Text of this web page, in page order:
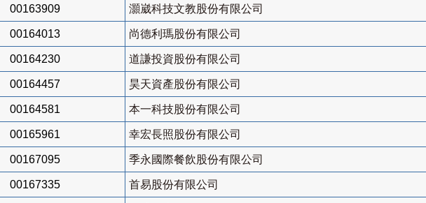
00163909 灝崴科技文教股份有限公司
00164013 尚德利瑪股份有限公司
00164230 道謙投資股份有限公司
00164457 昊天資產股份有限公司
00164581 本一科技股份有限公司
00165961 幸宏長照股份有限公司
00167095 季永國際餐飲股份有限公司
00167335 首易股份有限公司